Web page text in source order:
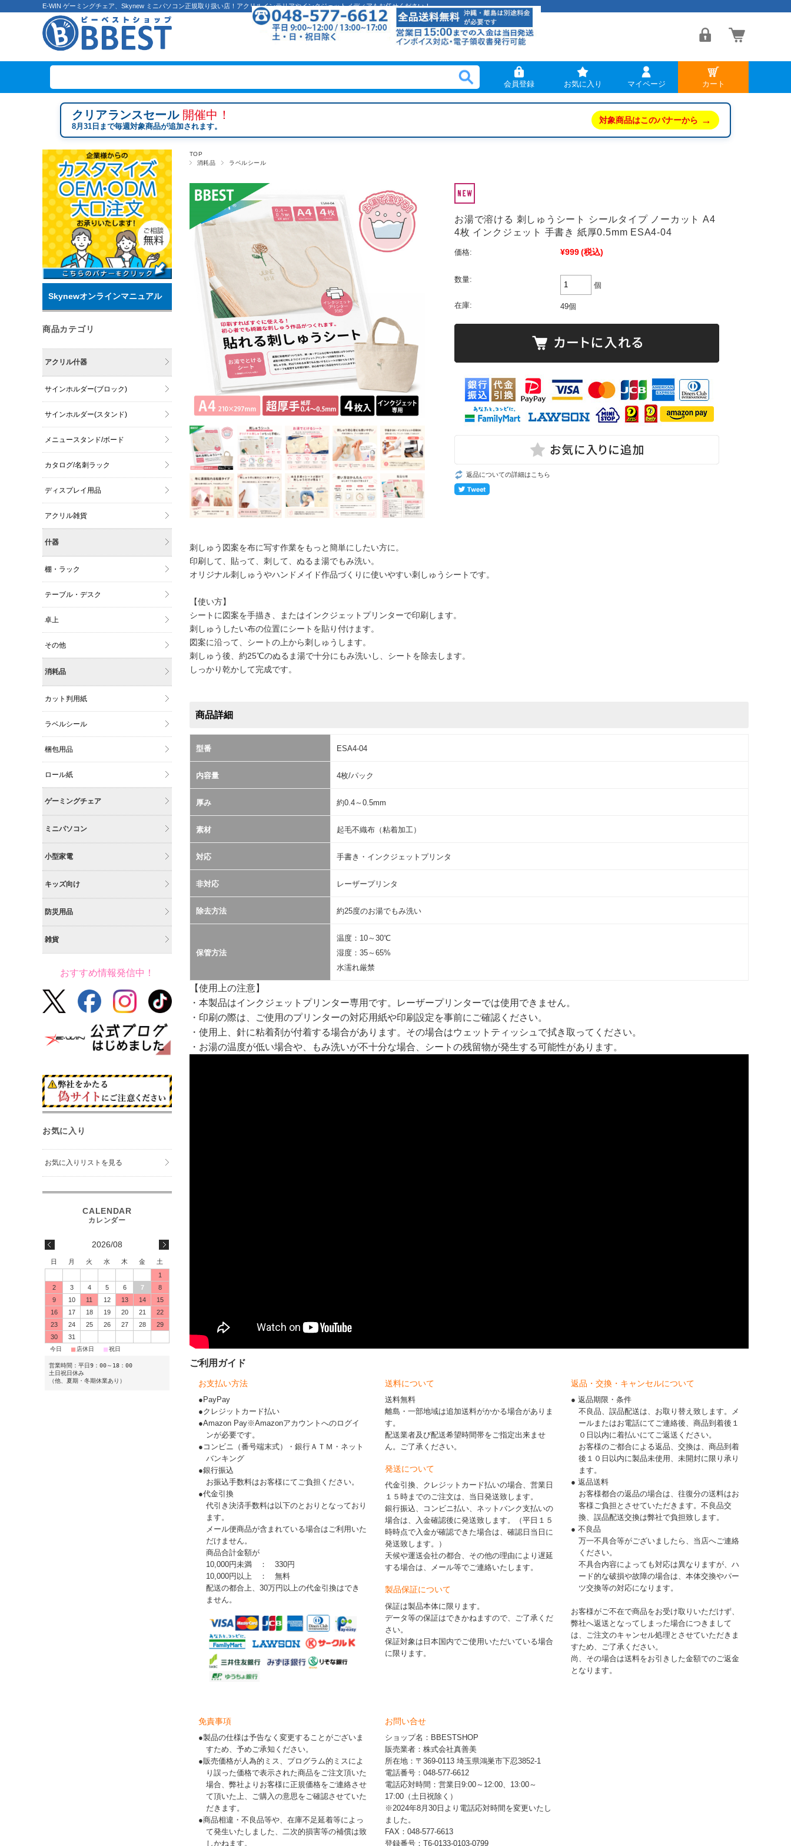
E-WIN ゲーミングチェア、Skynew ミニパソコン正規取り扱い店！アクリルインテリアやインクジェットメディアもお任せください！
会員登録 お気に入り マイページ カート
クリアランスセール 開催中！
8月31日まで毎週対象商品が追加されます。
対象商品はこのバナーから →
TOP
消耗品
ラベルシール
お湯で溶ける 刺しゅうシート シールタイプ ノーカット A4
4枚 インクジェット 手書き 紙厚0.5mm ESA4-04
価格: ¥999(税込)
数量:
個
在庫: 49個
返品についての詳細はこちら
刺しゅう図案を布に写す作業をもっと簡単にしたい方に。
印刷して、貼って、刺して、ぬるま湯でもみ洗い。
オリジナル刺しゅうやハンドメイド作品づくりに使いやすい刺しゅうシートです。
【使い方】
シートに図案を手描き、またはインクジェットプリンターで印刷します。
刺しゅうしたい布の位置にシートを貼り付けます。
図案に沿って、シートの上から刺しゅうします。
刺しゅう後、約25℃のぬるま湯で十分にもみ洗いし、シートを除去します。
しっかり乾かして完成です。
商品詳細
型番 ESA4-04
内容量 4枚/パック
厚み 約0.4～0.5mm
素材 起毛不織布（粘着加工）
対応 手書き・インクジェットプリンタ
非対応 レーザープリンタ
除去方法 約25度のお湯でもみ洗い
保管方法
温度：10～30℃
湿度：35～65%
水濡れ厳禁
【使用上の注意】
・本製品はインクジェットプリンター専用です。レーザープリンターでは使用できません。
・印刷の際は、ご使用のプリンターの対応用紙や印刷設定を事前にご確認ください。
・使用上、針に粘着剤が付着する場合があります。その場合はウェットティッシュで拭き取ってください。
・お湯の温度が低い場合や、もみ洗いが不十分な場合、シートの残留物が発生する可能性があります。
ご利用ガイド
お支払い方法
●PayPay
●クレジットカード払い
●Amazon Pay※Amazonアカウントへのログイ
ンが必要です。
●コンビニ（番号端末式）・銀行ＡＴＭ・ネット
バンキング
●銀行振込
お振込手数料はお客様にてご負担ください。
●代金引換
代引き決済手数料は以下のとおりとなっており
ます。
メール便商品が含まれている場合はご利用いた
だけません。
商品合計金額が
10,000円未満 ： 330円
10,000円以上 ： 無料
配送の都合上、30万円以上の代金引換はでき
ません。
送料について
送料無料
離島・一部地域は追加送料がかかる場合がありま
す。
配送業者及び配送希望時間帯をご指定出来ませ
ん。ご了承ください。
発送について
代金引換、クレジットカード払いの場合、営業日
１５時までのご注文は、当日発送致します。
銀行振込、コンビニ払い、ネットバンク支払いの
場合は、入金確認後に発送致します。（平日１５
時時点で入金が確認できた場合は、確認日当日に
発送致します。）
天候や運送会社の都合、その他の理由により遅延
する場合は、メール等でご連絡いたします。
製品保証について
保証は製品本体に限ります。
データ等の保証はできかねますので、ご了承くだ
さい。
保証対象は日本国内でご使用いただいている場合
に限ります。
返品・交換・キャンセルについて
● 返品期限・条件
不良品、誤品配送は、お取り替え致します。メ
ールまたはお電話にてご連絡後、商品到着後１
０日以内に着払いにてご返送ください。
お客様のご都合による返品、交換は、商品到着
後１０日以内に製品未使用、未開封に限り承り
ます。
● 返品送料
お客様都合の返品の場合は、往復分の送料はお
客様ご負担とさせていただきます。不良品交
換、誤品配送交換は弊社で負担致します。
● 不良品
万一不具合等がございましたら、当店へご連絡
ください。
不具合内容によっても対応は異なりますが、ハ
ード的な破損や故障の場合は、本体交換やパー
ツ交換等の対応になります。
お客様がご不在で商品をお受け取りいただけず、
弊社へ返送となってしまった場合につきまして
は、ご注文のキャンセル処理とさせていただきま
すため、ご了承ください。
尚、その場合は送料をお引きした金額でのご返金
となります。
免責事項
●製品の仕様は予告なく変更することがございま
すため、予めご承知ください。
●販売価格が人為的ミス、プログラム的ミスによ
り誤った価格で表示された商品をご注文頂いた
場合、弊社よりお客様に正規価格をご連絡させ
て頂いた上、ご購入の意思をご確認させていた
だきます。
●商品相違・不良品等や、在庫不足延着等によっ
て発生いたしました、二次的損害等の補償は致
しかねます。
お問い合せ
ショップ名：BBESTSHOP
販売業者：株式会社真善美
所在地：〒369-0113 埼玉県鴻巣市下忍3852-1
電話番号：048-577-6612
電話応対時間：営業日9:00～12:00、13:00～
17:00（土日祝除く）
※2024年8月30日より電話応対時間を変更いたし
ました。
FAX：048-577-6613
登録番号：T6-0133-0103-0799
Skynewオンラインマニュアル
商品カテゴリ
アクリル什器
サインホルダー(ブロック)
サインホルダー(スタンド)
メニュースタンド/ボード
カタログ/名刺ラック
ディスプレイ用品
アクリル雑貨
什器
棚・ラック
テーブル・デスク
卓上
その他
消耗品
カット判用紙
ラベルシール
梱包用品
ロール紙
ゲーミングチェア
ミニパソコン
小型家電
キッズ向け
防災用品
雑貨
おすすめ情報発信中！
お気に入り
お気に入りリストを見る
2026/08
日 月 火 水 木 金
土
1
2
3 4 5 6 7
8
9
10 11 12 13 14
15
16
17 18 19 20 21
22
23
24 25 26 27 28
29
30
31
今日 ■ 店休日 ■ 祝日
営業時間：平日9：00～18：00
土日祝日休み
（他、夏期・冬期休業あり）